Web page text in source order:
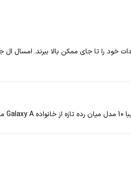
را تا جای ممکن بالا ببرند. امسال ال